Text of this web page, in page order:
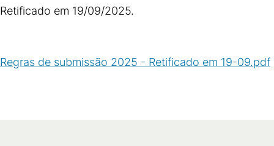
Retificado em 19/09/2025.
Regras de submissão 2025 - Retificado em 19-09.pdf